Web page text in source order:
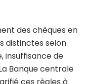
des chèques en
distinctes selon
insuffisance de
Banque centrale
ces règles à